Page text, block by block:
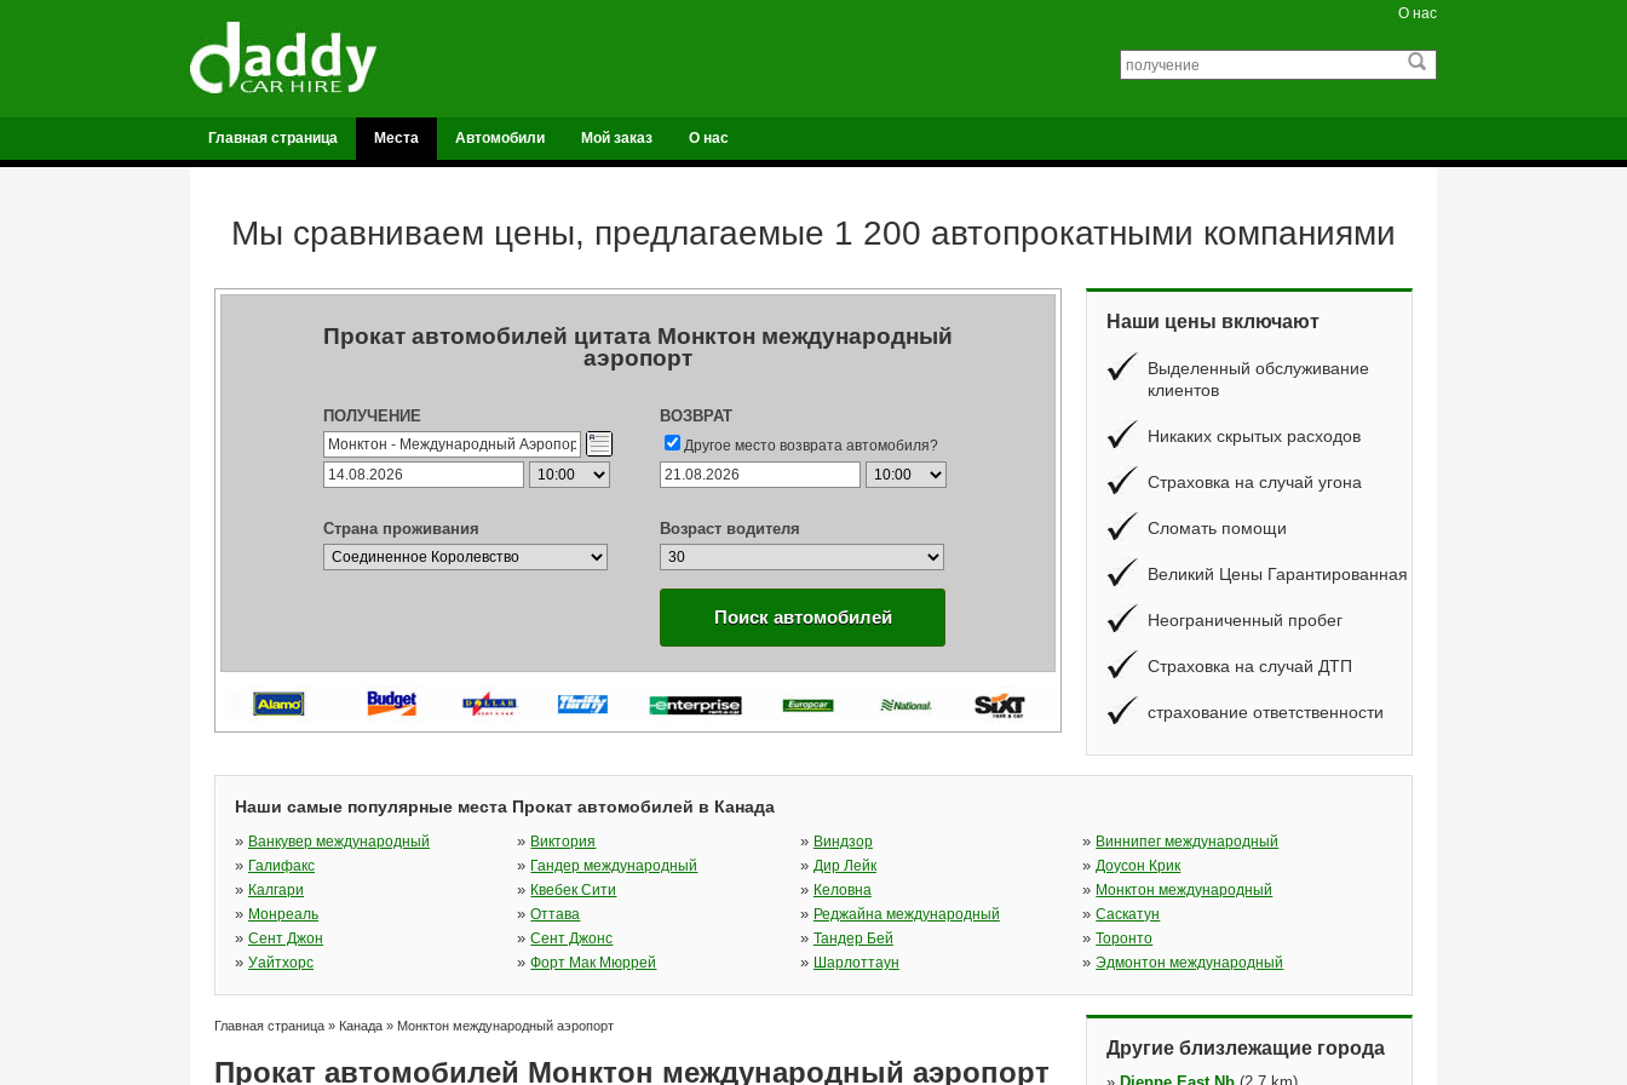
О нас
Главная страница Места Автомобили Мой заказ О нас
Мы сравниваем цены, предлагаемые 1 200 автопрокатными компаниями
Прокат автомобилей цитата Монктон международный
аэропорт
ПОЛУЧЕНИЕ ВОЗВРАТ
Другое место возврата автомобиля?
Страна проживания Возраст водителя
Поиск автомобилей
Наши цены включают
Выделенный обслуживание
клиентов
Никаких скрытых расходов
Страховка на случай угона
Сломать помощи
Великий Цены Гарантированная
Неограниченный пробег
Страховка на случай ДТП
страхование ответственности
Наши самые популярные места Прокат автомобилей в Канада
» Ванкувер международный » Виктория » Виндзор » Виннипег международный
» Галифакс » Гандер международный » Дир Лейк »Доусон Крик
» Калгари » Квебек Сити » Келовна » Монктон международный
» Монреаль »Оттава » Реджайна международный »Саскатун
» Сент Джон »Сент Джонс » Тандер Бей »Торонто
» Уайтхорс »Форт Мак Мюррей » Шарлоттаун »Эдмонтон международный
Главная страница » Канада » Монктон международный аэропорт
Прокат автомобилей Монктон международный аэропорт
Другие близлежащие города